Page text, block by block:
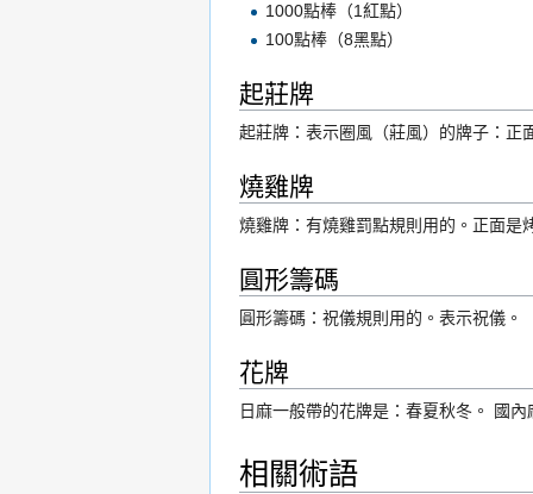
1000點棒（1紅點）
100點棒（8黑點）
起莊牌
起莊牌：表示圈風（莊風）的牌子：正
燒雞牌
燒雞牌：有燒雞罰點規則用的。正面是
圓形籌碼
圓形籌碼：祝儀規則用的。表示祝儀。
花牌
日麻一般帶的花牌是：春夏秋冬。 國
相關術語